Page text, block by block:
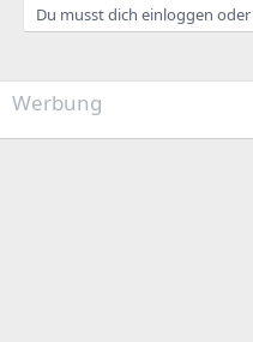
Du musst dich einloggen
Werbung